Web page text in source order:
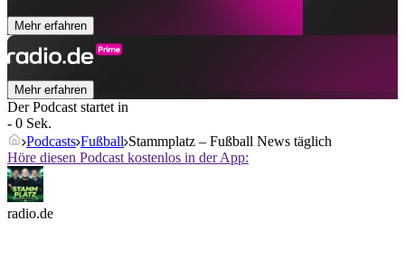
Mehr erfahren
Mehr erfahren
Der Podcast startet in
- 0 Sek.
Podcasts Fußball Stammplatz – Fußball News täglich
Höre diesen Podcast kostenlos in der App:
radio.de